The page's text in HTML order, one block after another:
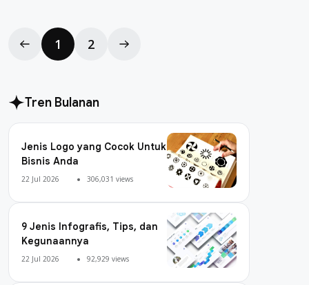
1 2
Tren Bulanan
Jenis Logo yang Cocok Untuk
Bisnis Anda
22 Jul 2026 306,031 views
9 Jenis Infografis, Tips, dan
Kegunaannya
22 Jul 2026 92,929 views